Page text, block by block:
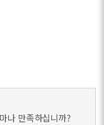
나 만족하십니까?